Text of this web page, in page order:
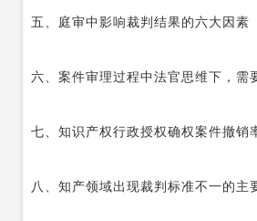
五、 庭审中影响裁判结果的六大因素
六、案件审理过程中法官思维下，需
七、知识产权行政授权确权案件撤销
八、知产领域出现裁判标准不一的主